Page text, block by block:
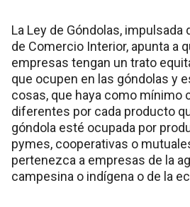
La Ley de Góndolas, impulsada
de Comercio Interior, apunta a
empresas tengan un trato
que ocupen en las góndolas y
cosas, que haya como mínimo
diferentes por cada producto
góndola esté ocupada por
pymes, cooperativas o
pertenezca a empresas de la
campesina o indígena o de la